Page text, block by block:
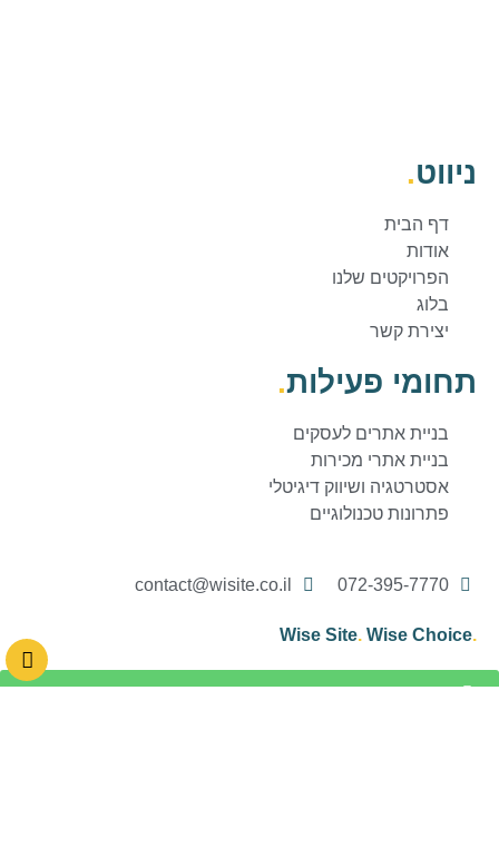
ניווט.
דף הבית
אודות
הפרויקטים שלנו
בלוג
יצירת קשר
תחומי פעילות.
בניית אתרים לעסקים
בניית אתרי מכירות
אסטרטגיה ושיווק דיגיטלי
פתרונות טכנולוגיים
072-395-7770
contact@wisite.co.il
Wise Site. Wise Choice.
השאירו פרטים